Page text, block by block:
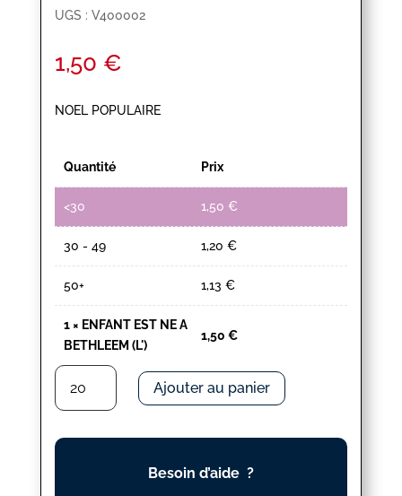
UGS : V400002
1,50 €
NOEL POPULAIRE
Quantité Prix
<30 1,50 €
30 - 49 1,20 €
50+ 1,13 €
1× ENFANT EST NE A
BETHLEEM (L')
1,50 €
quantité
ENFANT
EST
Ajouter au panier
Besoin d’aide ?